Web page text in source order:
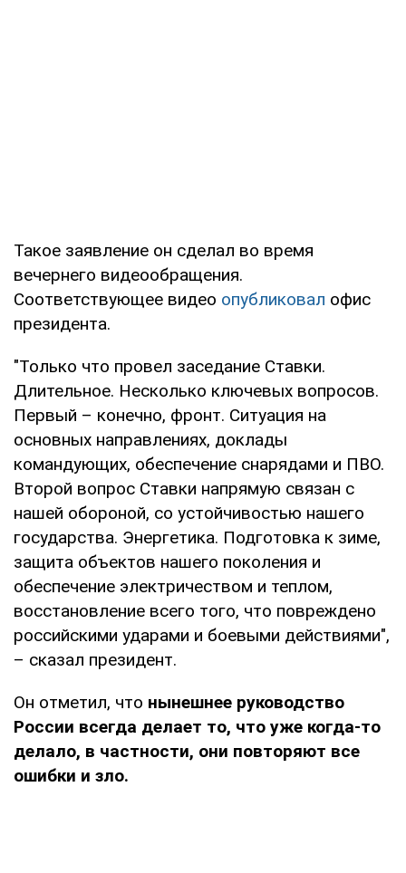
Такое заявление он сделал во время
вечернего видеообращения.
Соответствующее видео опубликовал офис
президента.
"Только что провел заседание Ставки.
Длительное. Несколько ключевых вопросов.
Первый – конечно, фронт. Ситуация на
основных направлениях, доклады
командующих, обеспечение снарядами и ПВО.
Второй вопрос Ставки напрямую связан с
нашей обороной, со устойчивостью нашего
государства. Энергетика. Подготовка к зиме,
защита объектов нашего поколения и
обеспечение электричеством и теплом,
восстановление всего того, что повреждено
российскими ударами и боевыми действиями",
– сказал президент.
Он отметил, что нынешнее руководство
России всегда делает то, что уже когда-то
делало, в частности, они повторяют все
ошибки и зло.